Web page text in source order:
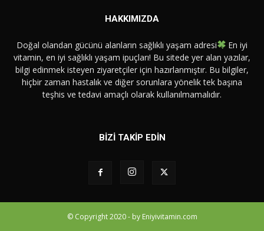
HAKKIMIZDA
Doğal olandan gücünü alanların sağlıklı yaşam adresi
En iyi
vitamin, en iyi sağlıklı yaşam ipuçları! Bu sitede yer alan yazılar,
bilgi edinmek isteyen ziyaretçiler için hazırlanmıştır. Bu bilgiler,
hiçbir zaman hastalık ve diğer sorunlara yönelik tek başına
teşhis ve tedavi amaçlı olarak kullanılmamalıdır.
BİZİ TAKİP EDİN
© Copyright 2020 - by Eniyivitamin.com